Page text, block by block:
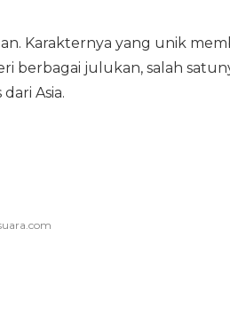
Karakternya yang unik
berbagai julukan, salah
Asia.